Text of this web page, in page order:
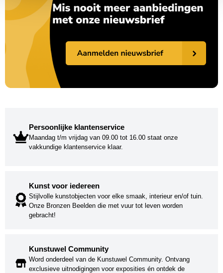
Persoonlijke klantenservice
Maandag t/m vrijdag van 09.00 tot 16.00 staat onze
vakkundige klantenservice klaar.
Kunst voor iedereen
Stijlvolle kunstobjecten voor elke smaak, interieur en/of tuin.
Onze Bronzen Beelden die met vuur tot leven worden
gebracht!
Kunstuwel Community
Word onderdeel van de Kunstuwel Community. Ontvang
exclusieve uitnodigingen voor exposities én ontdek de